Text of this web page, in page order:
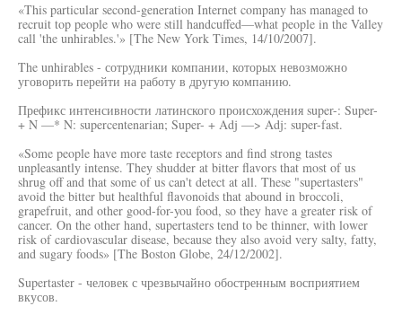
«This particular second-generation Internet company has managed to
recruit top people who were still handcuffed—what people in the Valley
call 'the unhirables.'» [The New York Times, 14/10/2007].
The unhirables - сотрудники компании, которых невозможно
уговорить перейти на работу в другую компанию.
Префикс интенсивности латинского происхождения super-: Super-
+ N —* N: supercentenarian; Super- + Adj —> Adj: super-fast.
«Some people have more taste receptors and find strong tastes
unpleasantly intense. They shudder at bitter flavors that most of us
shrug off and that some of us can't detect at all. These "supertasters"
avoid the bitter but healthful flavonoids that abound in broccoli,
grapefruit, and other good-for-you food, so they have a greater risk of
cancer. On the other hand, supertasters tend to be thinner, with lower
risk of cardiovascular disease, because they also avoid very salty, fatty,
and sugary foods» [The Boston Globe, 24/12/2002].
Supertaster - человек с чрезвычайно обостренным восприятием
вкусов.